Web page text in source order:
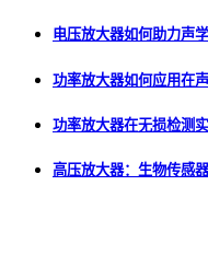
电压放大器如何助力声
功率放大器如何应用在
功率放大器在无损检测
高压放大器：生物传感